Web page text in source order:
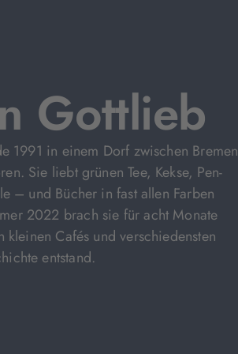
Gottlieb
1991 in einem Dorf zwischen Bremen
Sie liebt grünen Tee, Kekse, Pen-
– und Bücher in fast allen Farben
2022 brach sie für acht Monate
kleinen Cafés und verschiedensten
entstand.